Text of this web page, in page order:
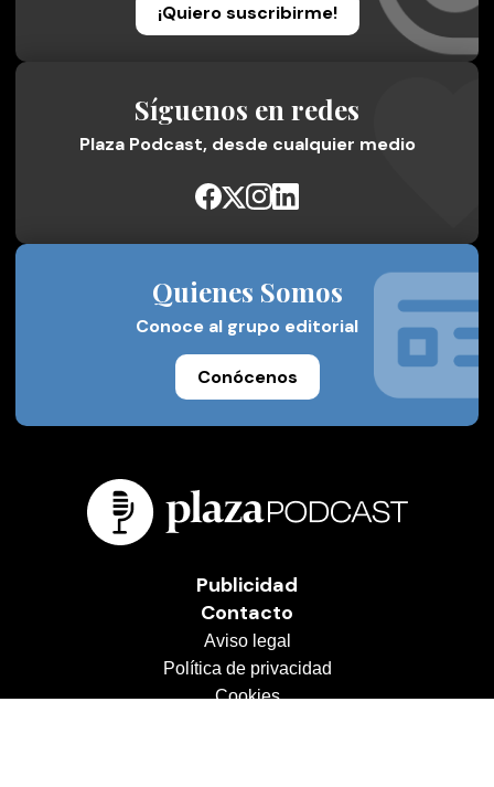
¡Quiero suscribirme!
Síguenos en redes
Plaza Podcast, desde cualquier medio
Quienes Somos
Conoce al grupo editorial
Conócenos
Publicidad
Contacto
Aviso legal
Política de privacidad
Cookies